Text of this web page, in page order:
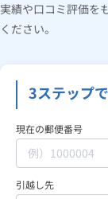
引越し業者
引越し見積
Daigasコラム
実績や口コミ評価を
ください。
3ステップ
現在の郵便番号
引越し先